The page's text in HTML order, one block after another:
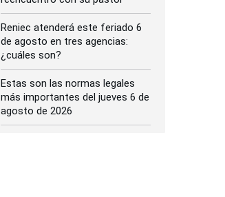
Reniec atenderá este feriado 6
de agosto en tres agencias:
¿cuáles son?
Estas son las normas legales
más importantes del jueves 6 de
agosto de 2026